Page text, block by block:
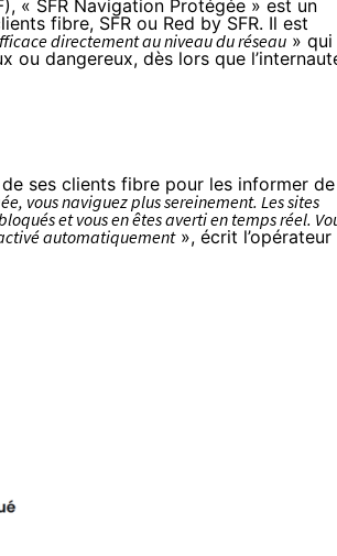
), « SFR Navigation Protégée » est un
fibre, SFR ou Red by SFR. Il est
directement au niveau du réseau » qui
ou dangereux, dès lors que
ses clients fibre pour les informer de
vous naviguez plus sereinement. Les sites
et vous en êtes averti en temps réel.
automatiquement», écrit l’opérateur